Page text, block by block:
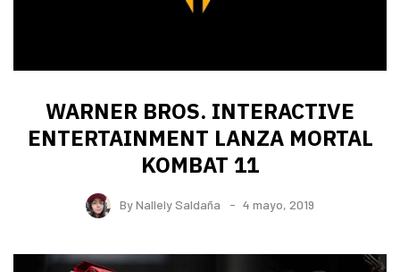
WARNER BROS. INTERACTIVE
ENTERTAINMENT LANZA MORTAL
KOMBAT 11
ByNallely Saldaña 4 mayo, 2019